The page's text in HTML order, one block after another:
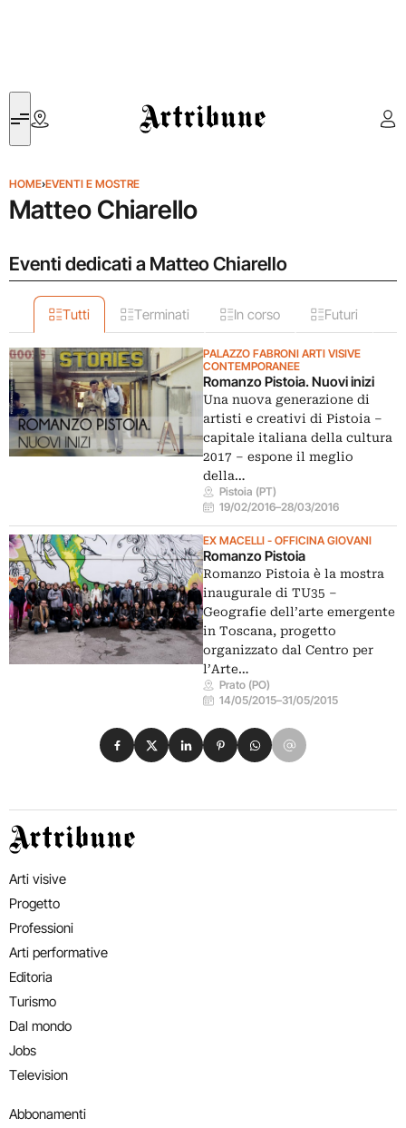
Artribune
HOME›EVENTI E MOSTRE
Matteo Chiarello
Eventi dedicati a Matteo Chiarello
Tutti Terminati In corso Futuri
PALAZZO FABRONI ARTI VISIVE
CONTEMPORANEE
Romanzo Pistoia. Nuovi inizi
Una nuova generazione di
artisti e creativi di Pistoia –
capitale italiana della cultura
2017 – espone il meglio
della…
Pistoia (PT)
19/02/2016–28/03/2016
EX MACELLI - OFFICINA GIOVANI
Romanzo Pistoia
Romanzo Pistoia è la mostra
inaugurale di TU35 –
Geografie dell’arte emergente
in Toscana, progetto
organizzato dal Centro per
l’Arte…
Prato (PO)
14/05/2015–31/05/2015
Condividi su Facebook
Condividi su X
Condividi su LinkedIn
Condividi su Pinterest
Condividi su WhatsApp
Condividi su Email
Artribune
Arti visive
Progetto
Professioni
Arti performative
Editoria
Turismo
Dal mondo
Jobs
Television
Abbonamenti